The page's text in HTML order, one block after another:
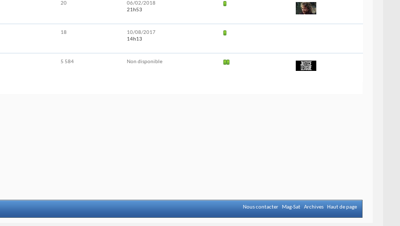
20
06/02/2018
21h53
18
10/08/2017
14h13
5 584 Non disponible
Nous contacter Mag-Sat Archives Haut de page